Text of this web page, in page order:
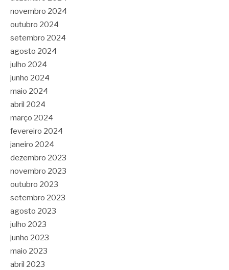
novembro 2024
outubro 2024
setembro 2024
agosto 2024
julho 2024
junho 2024
maio 2024
abril 2024
março 2024
fevereiro 2024
janeiro 2024
dezembro 2023
novembro 2023
outubro 2023
setembro 2023
agosto 2023
julho 2023
junho 2023
maio 2023
abril 2023